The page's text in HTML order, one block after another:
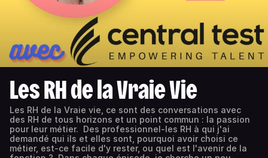
Les RH de la Vraie Vie
Les RH de la Vraie vie, ce sont des conversations avec
des RH de tous horizons et un point commun : la passion
pour leur métier. Des professionnel-les RH à qui j'ai
demandé qui ils et elles sont, pourquoi avoir choisi ce
métier, est-ce facile d'y rester, ou quel est l'avenir de la